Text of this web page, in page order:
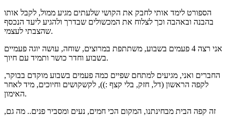
הספורט לימד אותי לחבק את הקושי שלעתים מגיע ממול, לקבל אותו
בהבנה ובאהבה וכך לצלוח את המכשולים שבדרך ולהגיע ליעד הנכסף
שהצבתי לעצמי.
אני רצה 4 פעמים בשבוע, משתתפת במרוצים, שוחה, עושה יוגה פעמיים
בשבוע וחדר כושר ותמיד עם חיוך.
החברים ואני, מגיעים למתחם שפיים כמה פעמים בשבוע מוקדם בבוקר,
לקפה הראשון (דל, חזק, בלי קצף :)), לקשקושים וחיוכים, מיד לאחר
האימון.
זה קפה הבית מבחינתנו, המקום הכי חמים, נעים ומסביר פנים.. מה גם,